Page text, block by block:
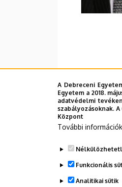
A Debreceni
Egyetem a 2018.
adatvédelmi
szabályozásoknak.
Központ
További információk
Funkcionális
Analitikai sütik